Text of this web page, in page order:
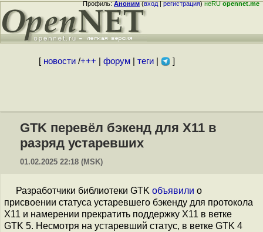
Профиль:Аноним(вход|регистрация)неRUopennet.me
[ новости/+++ форум| теги| ]
GTK перевёл бэкенд для X11 в
разряд устаревших
01.02.2025 22:18 (MSK)
Разработчики библиотеки GTK объявили о
присвоении статуса устаревшего бэкенду для протокола
X11 и намерении прекратить поддержку X11 в ветке
GTK 5. Несмотря на устаревший статус, в ветке GTK 4